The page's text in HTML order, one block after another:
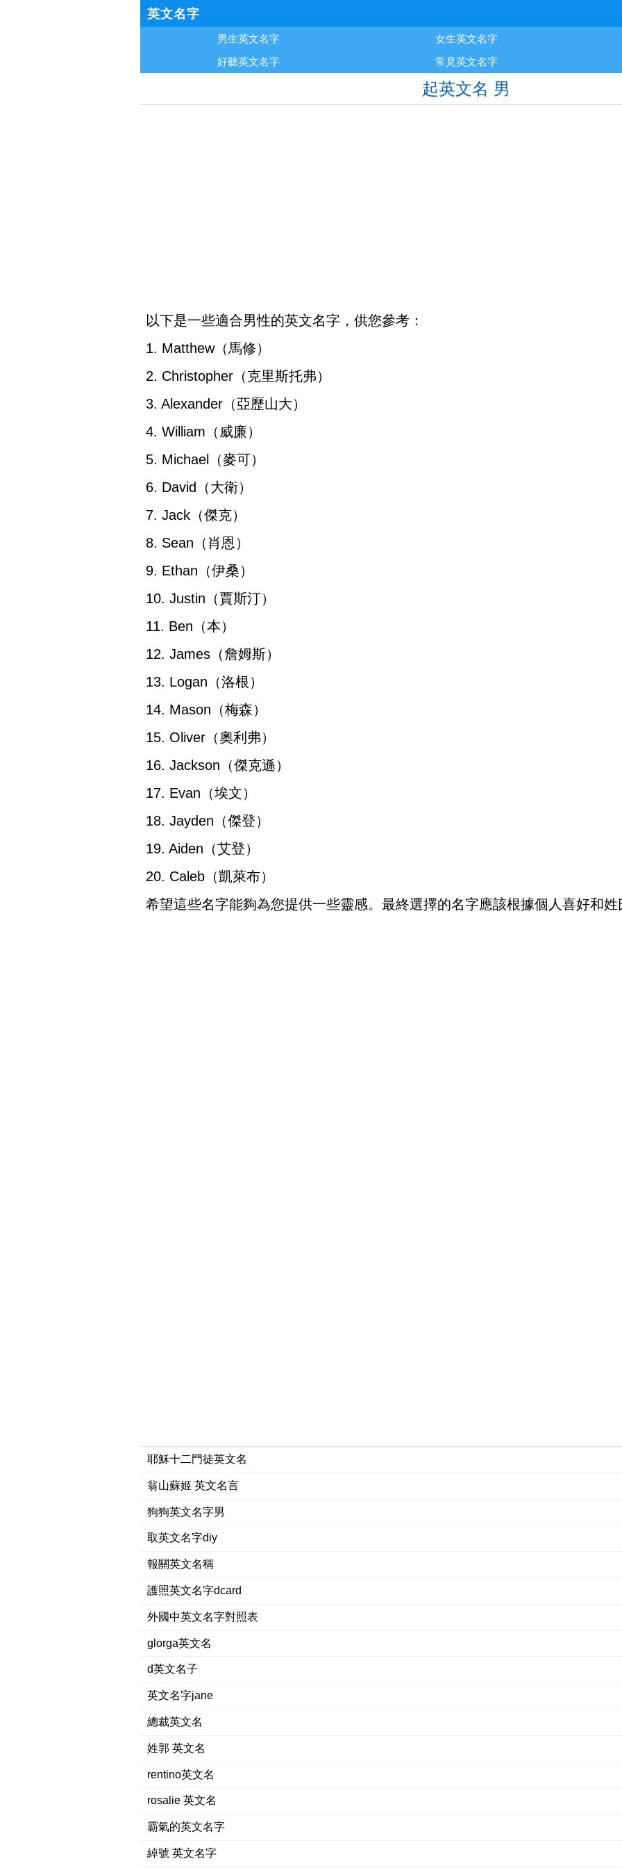
英文名字
男生英文名字 女生英文名字
好聽英文名字
常見英文名字
起英文名 男
以下是一些適合男性的英文名字，供您參考：
1. Matthew（馬修）
2. Christopher（克里斯托弗）
3. Alexander（亞歷山大）
4. William（威廉）
5. Michael（麥可）
6. David（大衛）
7. Jack（傑克）
8. Sean（肖恩）
9. Ethan（伊桑）
10. Justin（賈斯汀）
11. Ben（本）
12. James（詹姆斯）
13. Logan（洛根）
14. Mason（梅森）
15. Oliver（奧利弗）
16. Jackson（傑克遜）
17. Evan（埃文）
18. Jayden（傑登）
19. Aiden（艾登）
20. Caleb（凱萊布）
希望這些名字能夠為您提供一些靈感。最終選擇的名字應該根據個人喜好和姓
耶穌十二門徒英文名
翁山蘇姬 英文名言
狗狗英文名字男
取英文名字diy
報關英文名稱
護照英文名字dcard
外國中英文名字對照表
glorga英文名
d英文名子
英文名字jane
總裁英文名
姓郭 英文名
rentino英文名
rosalie 英文名
霸氣的英文名字
綽號 英文名字